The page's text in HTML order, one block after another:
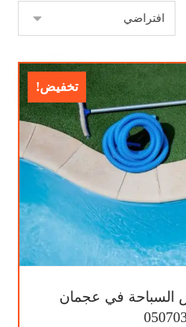
تخفيض!
السباحة في عجمان